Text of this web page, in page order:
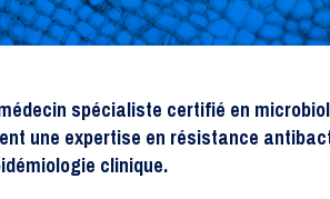
spécialiste certifié en
une expertise en résistance
clinique.